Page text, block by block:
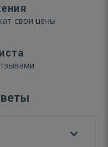
свои цены